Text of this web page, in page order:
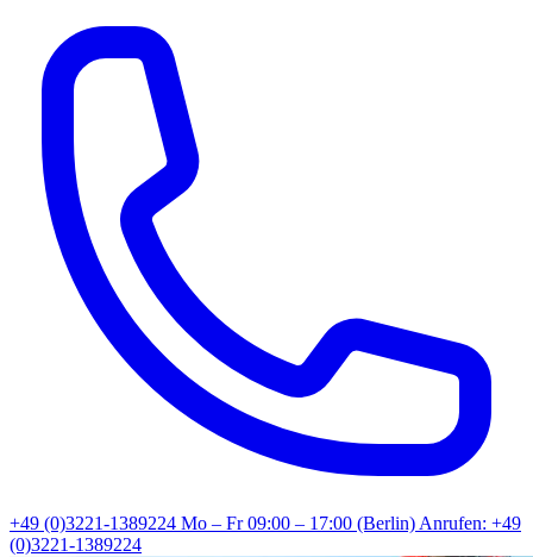
+49 (0)3221-1389224 Mo – Fr 09:00 – 17:00 (Berlin)Anrufen: +49
(0)3221-1389224